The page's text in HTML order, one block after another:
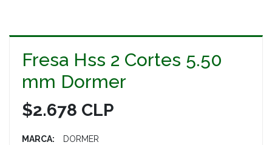
Fresa Hss 2 Cortes 5.50
mm Dormer
$2.678 CLP
MARCA: DORMER